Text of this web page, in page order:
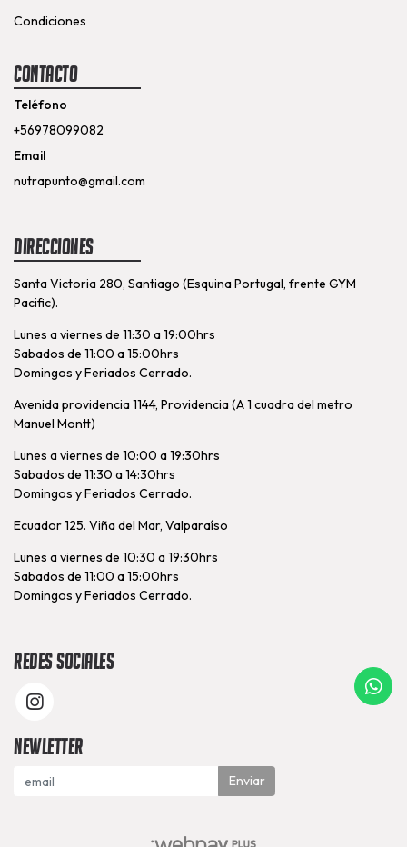
Condiciones
Contacto
Teléfono
+56978099082
Email
nutrapunto@gmail.com
Direcciones
Santa Victoria 280, Santiago (Esquina Portugal, frente GYM
Pacific).
Lunes a viernes de 11:30 a 19:00hrs
Sabados de 11:00 a 15:00hrs
Domingos y Feriados Cerrado.
Avenida providencia 1144, Providencia (A 1 cuadra del metro
Manuel Montt)
Lunes a viernes de 10:00 a 19:30hrs
Sabados de 11:30 a 14:30hrs
Domingos y Feriados Cerrado.
Ecuador 125. Viña del Mar, Valparaíso
Lunes a viernes de 10:30 a 19:30hrs
Sabados de 11:00 a 15:00hrs
Domingos y Feriados Cerrado.
Redes Sociales
Newletter
Enviar